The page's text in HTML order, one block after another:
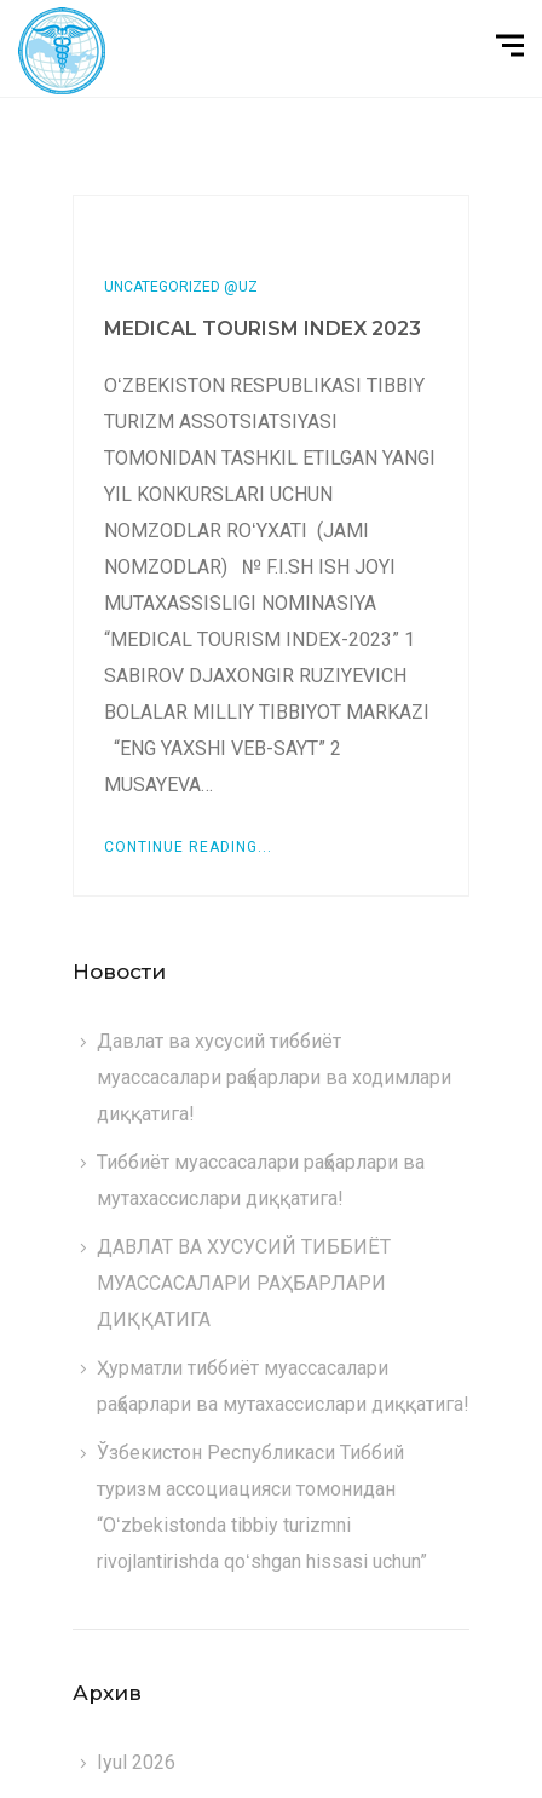
UNCATEGORIZED @UZ
MEDICAL TOURISM INDEX 2023
OʻZBEKISTON RESPUBLIKASI TIBBIY
TURIZM ASSOTSIATSIYASI
TOMONIDAN TASHKIL ETILGAN YANGI
YIL KONKURSLARI UCHUN
NOMZODLAR ROʻYXATI (JAMI
NOMZODLAR) № F.I.SH ISH JOYI
MUTAXASSISLIGI NOMINASIYA
“MEDICAL TOURISM INDEX-2023” 1
SABIROV DJAXONGIR RUZIYEVICH
BOLALAR MILLIY TIBBIYOT MARKAZI
“ENG YAXSHI VEB-SAYT” 2
MUSAYEVA…
CONTINUE READING...
Новости
Давлат ва хусусий тиббиёт
муассасалари раҳбарлари ва ходимлари
диққатига!
Тиббиёт муассасалари раҳбарлари ва
мутахассислари диққатига!
ДАВЛАТ ВА ХУСУСИЙ ТИББИЁТ
МУАССАСАЛАРИ РАҲБАРЛАРИ
ДИҚҚАТИГА
Ҳурматли тиббиёт муассасалари
раҳбарлари ва мутахассислари диққатига!
Ўзбекистон Республикаси Тиббий
туризм ассоциацияси томонидан
“Oʻzbekistonda tibbiy turizmni
rivojlantirishda qoʻshgan hissasi uchun”
Архив
Iyul 2026